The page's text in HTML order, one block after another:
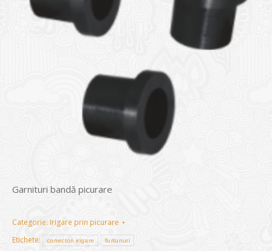
Garnituri bandă picurare
Categorie: Irigare prin picurare
Etichete:
conectori irigare furtunuri